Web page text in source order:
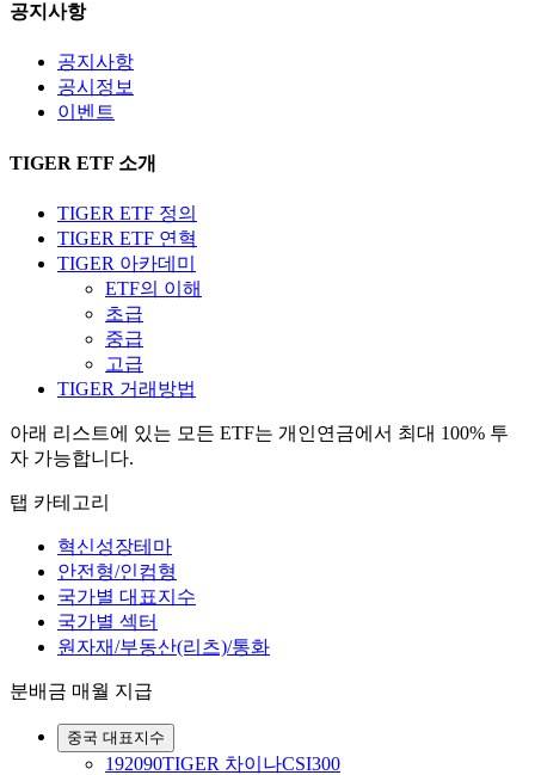
공지사항
공지사항
공시정보
이벤트
TIGER ETF 소개
TIGER ETF 정의
TIGER ETF 연혁
TIGER 아카데미
ETF의 이해
초급
중급
고급
TIGER 거래방법
아래 리스트에 있는 모든 ETF는 개인연금에서 최대 100% 투
자 가능합니다.
탭 카테고리
혁신성장테마
안전형/인컴형
국가별 대표지수
국가별 섹터
원자재/부동산(리츠)/통화
분배금 매월 지급
중국 대표지수
192090TIGER 차이나CSI300